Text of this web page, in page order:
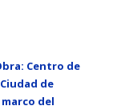
Centro de
de
del